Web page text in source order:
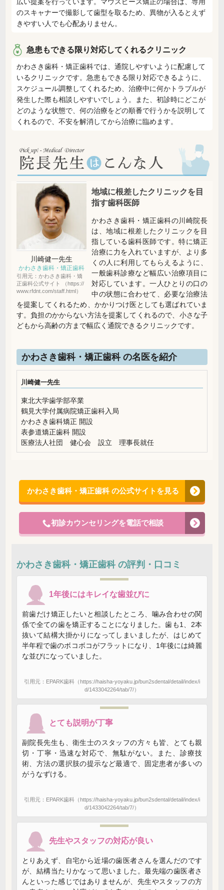
のスキャナーで撮影して歯型を取るため、異物が入るとえず
きやすい人でも心配ありません。
急患もできる限り対応してくれるクリニック
かわさき歯科・矯正歯科では、通院しやすいように配慮して
いるクリニックです。急患もできる限り対応できるように、
スケジュール調整してくれるため、治療中に何かトラブルが
発生した際も相談しやすいでしょう。また、初診時にどこが
どのような状態で、何の治療をどの順番で行うかを説明して
くれるので、不安を解消してから治療に臨めます。
川崎健一先生
かわさき歯科・矯正歯科
引用元：かわさき歯科・矯
正歯科公式サイト （https://
www.rfdnt.com/staff.html）
地域に根差したクリニックを目
指す歯科医師
かわさき歯科・矯正歯科の川崎院長
は、地域に根差したクリニックを目
指している歯科医師です。特に矯正
治療に力を入れていますが、より多
くの人に利用してもらえるように、
一般歯科診療など幅広い治療項目に
対応しています。一人ひとりの口の
中の状態に合わせて、必要な治療法
を提案してくれるため、かかりつけ医としても選ばれていま
す。負担のかからない方法を提案してくれるので、小さな子
どもから高齢の方まで幅広く通院できるクリニックです。
かわさき歯科・矯正歯科 の名医を紹介
川崎健一先生
東北大学歯学部卒業
鶴見大学付属病院矯正歯科入局
かわさき歯科矯正 開設
表参道矯正歯科 開設
医療法人社団 健心会 設立 理事長就任
かわさき歯科・矯正歯科 の公式サイトを見る
初診カウンセリングを電話で相談
かわさき歯科・矯正歯科 の評判・口コミ
1年後にはキレイな歯並びに
前歯だけ矯正したいと相談したところ、噛み合わせの関
係で全ての歯を矯正することになりました。歯も1、2本
抜いて結構大掛かりになってしまいましたが、はじめて
半年程で歯のボコボコがフラットになり、1年後には綺麗
な並びになっていました。
引用元：EPARK歯科（https://haisha-yoyaku.jp/bun2sdental/detail/index/i
d/1433042264/tab/7/）
とても説明が丁寧
副院長先生も、衛生士のスタッフの方々も皆、とても親
切・丁寧・迅速な対応で、無駄がない。また、診療技
術、方法の選択肢の提示など最適で、固定患者が多いの
がうなずける。
引用元：EPARK歯科（https://haisha-yoyaku.jp/bun2sdental/detail/index/i
d/1433042264/tab/7/）
先生やスタッフの対応が良い
とりあえず、自宅から近場の歯医者さんを選んだのです
が、結構当たりかなって思いました。最先端の歯医者さ
んといった感じではありませんが、先生やスタッフの方